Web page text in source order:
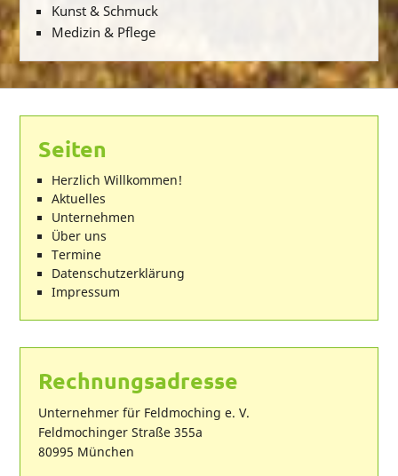
Kunst & Schmuck
Medizin & Pflege
Seiten
Herzlich Willkommen!
Aktuelles
Unternehmen
Über uns
Termine
Datenschutzerklärung
Impressum
Rechnungsadresse
Unternehmer für Feldmoching e. V.
Feldmochinger Straße 355a
80995 München